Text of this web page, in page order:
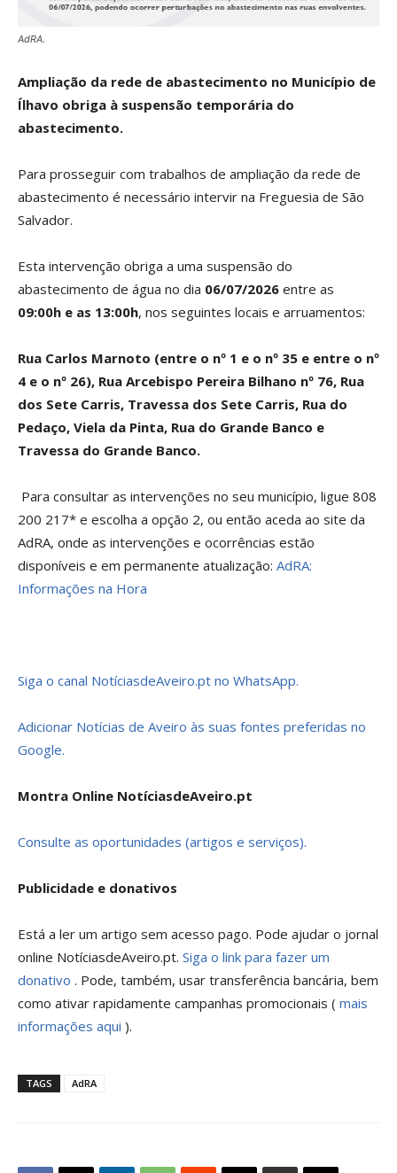
AdRA.
Ampliação da rede de abastecimento no Município de
Ílhavo obriga à suspensão temporária do
abastecimento.
Para prosseguir com trabalhos de ampliação da rede de
abastecimento é necessário intervir na Freguesia de São
Salvador.
Esta intervenção obriga a uma suspensão do
abastecimento de água no dia 06/07/2026 entre as
09:00h e as 13:00h, nos seguintes locais e arruamentos:
Rua Carlos Marnoto (entre o nº 1 e o nº 35 e entre o nº
4 e o nº 26), Rua Arcebispo Pereira Bilhano nº 76, Rua
dos Sete Carris, Travessa dos Sete Carris, Rua do
Pedaço, Viela da Pinta, Rua do Grande Banco e
Travessa do Grande Banco.
Para consultar as intervenções no seu município, ligue 808
200 217* e escolha a opção 2, ou então aceda ao site da
AdRA, onde as intervenções e ocorrências estão
disponíveis e em permanente atualização: AdRA:
Informações na Hora
Siga o canal NotíciasdeAveiro.pt no WhatsApp.
Adicionar Notícias de Aveiro às suas fontes preferidas no
Google.
Montra Online NotíciasdeAveiro.pt
Consulte as oportunidades (artigos e serviços).
Publicidade e donativos
Está a ler um artigo sem acesso pago. Pode ajudar o jornal
online NotíciasdeAveiro.pt. Siga o link para fazer um
donativo . Pode, também, usar transferência bancária, bem
como ativar rapidamente campanhas promocionais ( mais
informações aqui ).
TAGS AdRA